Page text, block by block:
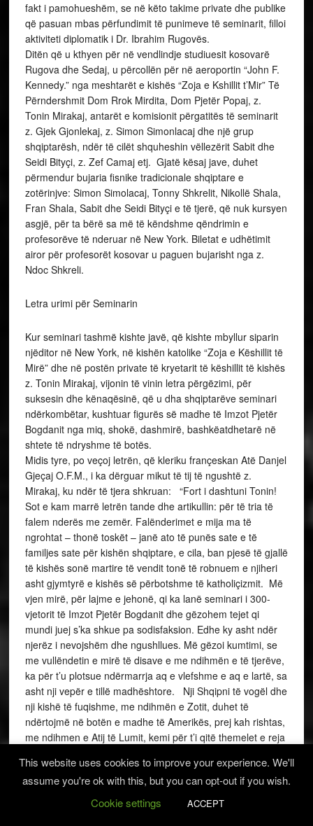
fakt i pamohueshëm, se në këto takime private dhe publike
që pasuan mbas përfundimit të punimeve të seminarit, filloi
aktiviteti diplomatik i Dr. Ibrahim Rugovës.
Ditën që u kthyen për në vendlindje studiuesit kosovarë
Rugova dhe Sedaj, u përcollën për në aeroportin “John F.
Kennedy.” nga meshtarët e kishës “Zoja e Kshillit t’Mir” Të
Përndershmit Dom Rrok Mirdita, Dom Pjetër Popaj, z.
Tonin Mirakaj, antarët e komisionit përgatitës të seminarit
z. Gjek Gjonlekaj, z. Simon Simonlacaj dhe një grup
shqiptarësh, ndër të cilët shquheshin vëllezërit Sabit dhe
Seidi Bityçi, z. Zef Camaj etj. Gjatë kësaj jave, duhet
përmendur bujaria fisnike tradicionale shqiptare e
zotërinjve: Simon Simolacaj, Tonny Shkrelit, Nikollë Shala,
Fran Shala, Sabit dhe Seidi Bityçi e të tjerë, që nuk kursyen
asgjë, për ta bërë sa më të këndshme qëndrimin e
profesorëve të nderuar në New York. Biletat e udhëtimit
airor për profesorët kosovar u paguen bujarisht nga z.
Ndoc Shkreli.
Letra urimi për Seminarin
Kur seminari tashmë kishte javë, që kishte mbyllur siparin
njëditor në New York, në kishën katolike “Zoja e Këshillit të
Mirë” dhe në postën private të kryetarit të këshillit të kishës
z. Tonin Mirakaj, vijonin të vinin letra përgëzimi, për
suksesin dhe kënaqësinë, që u dha shqiptarëve seminari
ndërkombëtar, kushtuar figurës së madhe të Imzot Pjetër
Bogdanit nga miq, shokë, dashmirë, bashkëatdhetarë në
shtete të ndryshme të botës.
Midis tyre, po veçoj letrën, që kleriku françeskan Atë Danjel
Gjeçaj O.F.M., i ka dërguar mikut të tij të ngushtë z.
Mirakaj, ku ndër të tjera shkruan: “Fort i dashtuni Tonin!
Sot e kam marrë letrën tande dhe artikullin: për të tria të
falem nderës me zemër. Falënderimet e mija ma të
ngrohtat – thonë toskët – janë ato të punës sate e të
familjes sate për kishën shqiptare, e cila, ban pjesë të gjallë
të kishës sonë martire të vendit tonë të robnuem e njiheri
asht gjymtyrë e kishës së përbotshme të katholiçizmit. Më
vjen mirë, për lajme e jehonë, qi ka lanë seminari i 300-
vjetorit të Imzot Pjetër Bogdanit dhe gëzohem tejet qi
mundi juej s’ka shkue pa sodisfaksion. Edhe ky asht ndër
njerëz i nevojshëm dhe ngushllues. Më gëzoi kumtimi, se
me vullëndetin e mirë të disave e me ndihmën e të tjerëve,
ka për t’u plotsue ndërmarrja aq e vlefshme e aq e lartë, sa
asht nji vepër e tillë madhështore. Nji Shqipni të vogël dhe
nji kishë të fuqishme, me ndihmën e Zotit, duhet të
ndërtojmë në botën e madhe të Amerikës, prej kah rishtas,
me ndihmen e Atij të Lumit, kemi për t’i qitë themelet e reja
ndihmoftë Zoja e Shkodrës! Un prej anës seme, kam
mbetë fort kondon, me ardhjen teme atje si nga ana e Dom
Rrokut e Dom Pjetrit, ashtu edhe nga ana e jote me
This website uses cookies to improve your experience. We'll
assume you're ok with this, but you can opt-out if you wish.
Cookie settings
ACCEPT